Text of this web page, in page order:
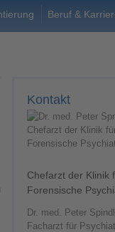
Beruf &
Kontakt
Chefarzt der Klinik
Forensische
Dr. med. Peter
Facharzt für